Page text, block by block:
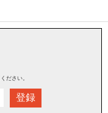
ださい。
登録